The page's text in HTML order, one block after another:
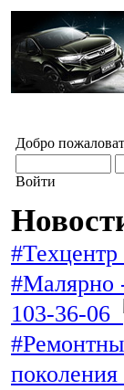
Добро
Войти
#Малярно
103-36-06